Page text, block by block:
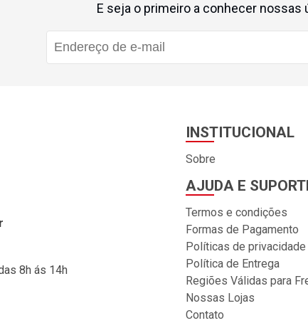
E seja o primeiro a conhecer nossas
8h ás 14h
INSTITUCIONAL
Sobre
AJUDA E
Termos e condições
Formas de Pagamento
Políticas de privacidade
Política de Entrega
Regiões Válidas para
Nossas Lojas
Contato